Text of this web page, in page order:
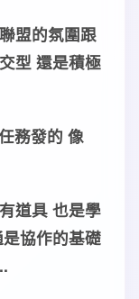
聯盟的氛圍跟
型 還是積極
務發的 像
道具 也是學
是協作的基礎